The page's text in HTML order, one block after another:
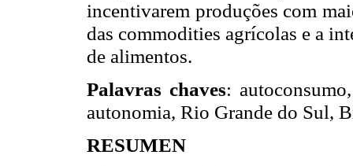
incentivarem produções com
das commodities agrícolas e a
de alimentos.
Palavras chaves:
autonomia, Rio Grande do Sul,
RESUMEN